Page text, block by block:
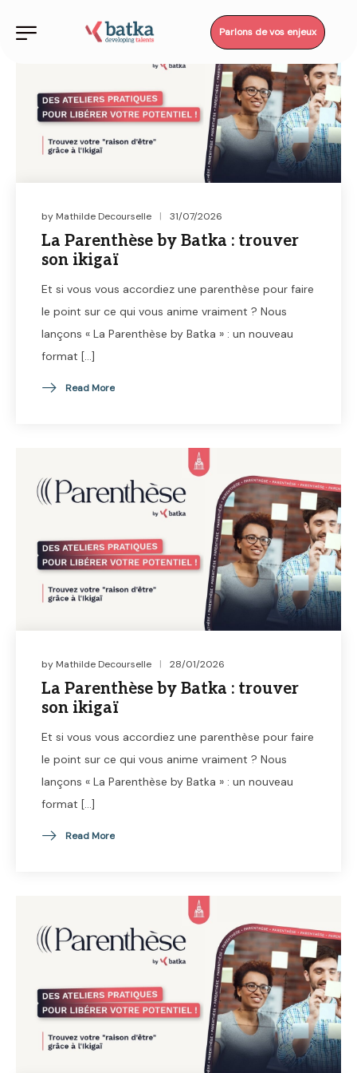
Parlons de vos enjeux
by Mathilde Decourselle 31/07/2026
La Parenthèse by Batka : trouver
son ikigaï
Et si vous vous accordiez une parenthèse pour faire
le point sur ce qui vous anime vraiment ? Nous
lançons « La Parenthèse by Batka » : un nouveau
format […]
Read More
by Mathilde Decourselle 28/01/2026
La Parenthèse by Batka : trouver
son ikigaï
Et si vous vous accordiez une parenthèse pour faire
le point sur ce qui vous anime vraiment ? Nous
lançons « La Parenthèse by Batka » : un nouveau
format […]
Read More